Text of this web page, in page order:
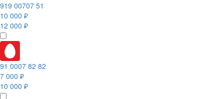
919 00707 51
10 000 ₽
12 000 ₽
91 0007 82 82
7 000 ₽
10 000 ₽